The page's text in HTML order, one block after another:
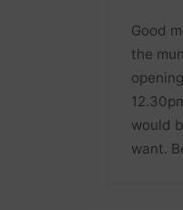
Good
the
would
want.